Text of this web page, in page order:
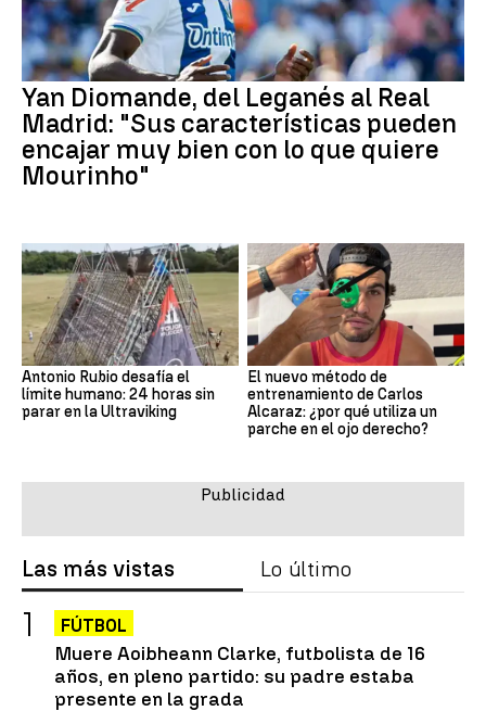
Yan Diomande, del Leganés al Real
Madrid: "Sus características pueden
encajar muy bien con lo que quiere
Mourinho"
Antonio Rubio desafía el
límite humano: 24 horas sin
parar en la Ultraviking
El nuevo método de
entrenamiento de Carlos
Alcaraz: ¿por qué utiliza un
parche en el ojo derecho?
Las más vistas Lo último
FÚTBOL
Muere Aoibheann Clarke, futbolista de 16
años, en pleno partido: su padre estaba
presente en la grada